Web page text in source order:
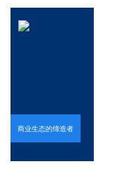
商业生态的缔造者